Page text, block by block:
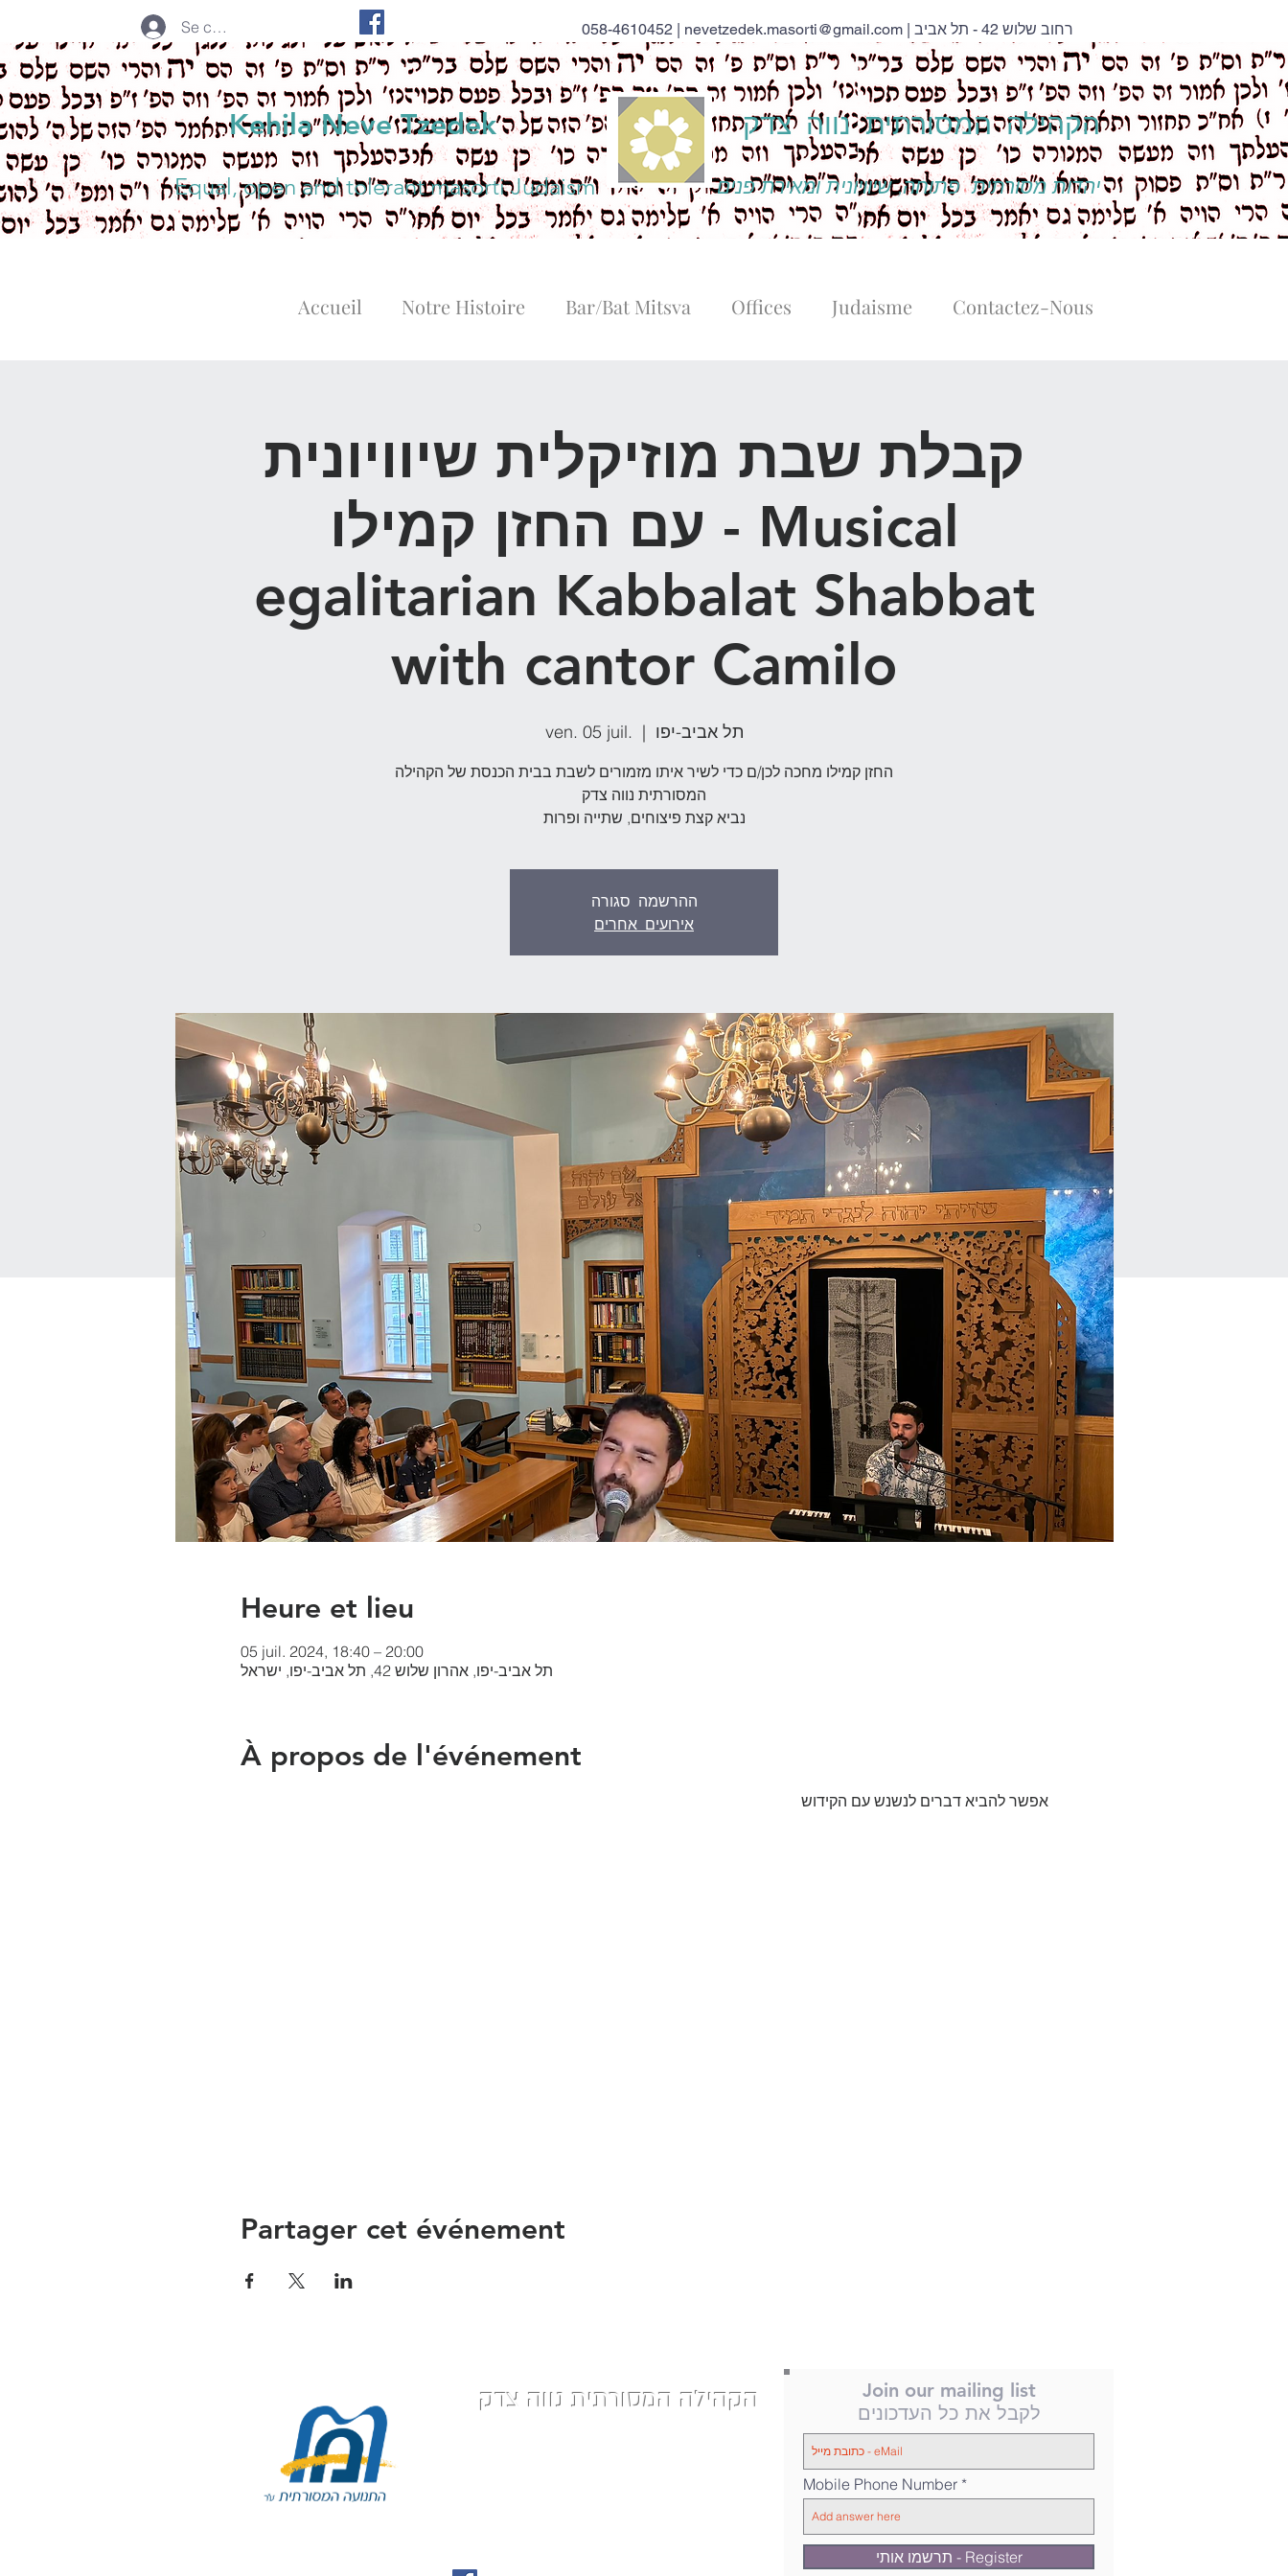
058-4610452 | nevetzedek.masorti@gmail.com | רחוב שלוש 42 - תל אביב Se connecter
Kehila Neve Tzedek
Equal, open and tolerant masorti Judaism
הקהילה המסורתית נווה צדק
יהדות מסורתית פתוחה, שיוויונית ומאירת פנים
Contactez-Nous
Judaisme
Offices
Bar/Bat Mitsva
Notre Histoire
Accueil
קבלת שבת מוזיקלית שיוויונית
עם החזן קמילו - Musical
egalitarian Kabbalat Shabbat
with cantor Camilo
ven. 05 juil.
  |
תל אביב-יפו
החזן קמילו מחכה לכן/ם כדי לשיר איתו מזמורים לשבת בבית הכנסת של הקהילה
המסורתית נווה צדק
נביא קצת פיצוחים, שתייה ופרות
ההרשמה סגורה
אירועים אחרים
Heure et lieu
05 juil. 2024, 18:40 – 20:00
תל אביב-יפו, אהרון שלוש 42, תל אביב-יפו, ישראל
À propos de l'événement
אפשר להביא דברים לנשנש עם הקידוש
Partager cet événement
הקהילה המסורתית נווה צדק
Join our mailing list
לקבל את כל העדכונים
Mobile Phone Number
תרשמו אותי - Register